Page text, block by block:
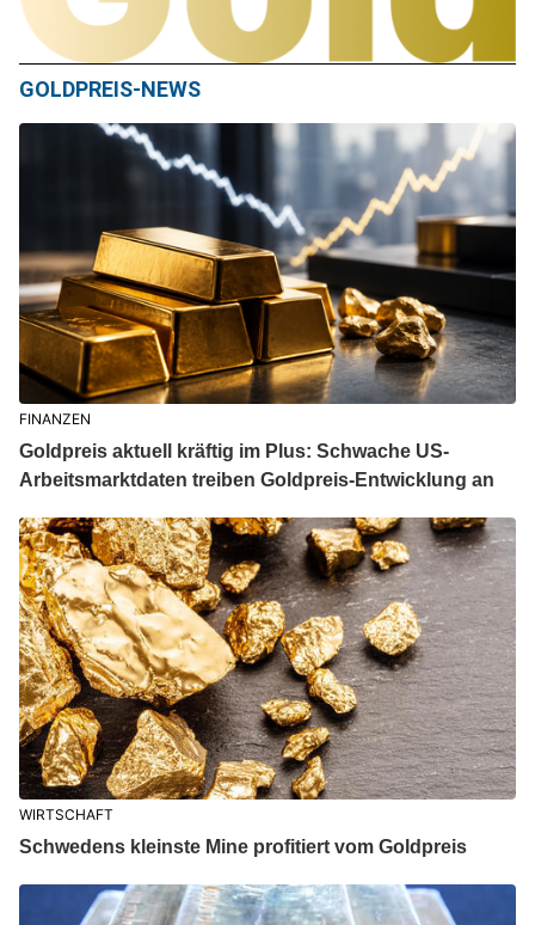
GOLDPREIS-NEWS
FINANZEN
Goldpreis aktuell kräftig im Plus: Schwache US-
Arbeitsmarktdaten treiben Goldpreis-Entwicklung an
WIRTSCHAFT
Schwedens kleinste Mine profitiert vom Goldpreis